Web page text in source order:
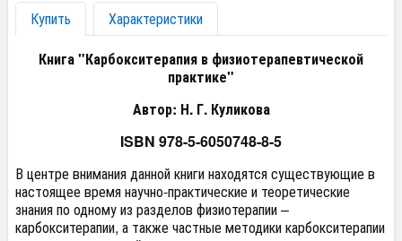
Купить
Характеристики
Книга "Карбокситерапия в физиотерапевтической
практике"
Автор: Н. Г. Куликова
ISBN 978-5-6050748-8-5
В центре внимания данной книги находятся существующие в
настоящее время научно-практические и теоретические
знания по одному из разделов физиотерапии –
карбокситерапии, а также частные методики карбокситерапии